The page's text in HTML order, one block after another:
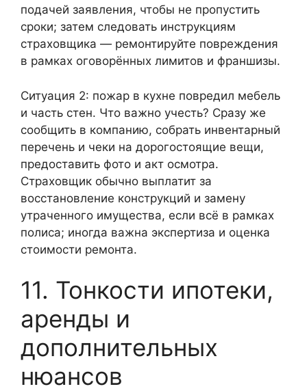
подачей заявления, чтобы не пропустить
сроки; затем следовать инструкциям
страховщика — ремонтируйте повреждения
в рамках оговорённых лимитов и франшизы.
Ситуация 2: пожар в кухне повредил мебель
и часть стен. Что важно учесть? Сразу же
сообщить в компанию, собрать инвентарный
перечень и чеки на дорогостоящие вещи,
предоставить фото и акт осмотра.
Страховщик обычно выплатит за
восстановление конструкций и замену
утраченного имущества, если всё в рамках
полиса; иногда важна экспертиза и оценка
стоимости ремонта.
11. Тонкости ипотеки,
аренды и
дополнительных
нюансов